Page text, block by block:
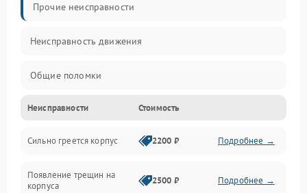
Прочие неисправности
Неисправность движения
Общие поломки
Неисправность датчиков
Неисправность программного обеспечения
Проблемы с сигналом
Неисправности Стоимость
Сильно греется корпус 2200 ₽ Подробнее →
Появление трещин на
корпуса
2500 ₽ Подробнее →